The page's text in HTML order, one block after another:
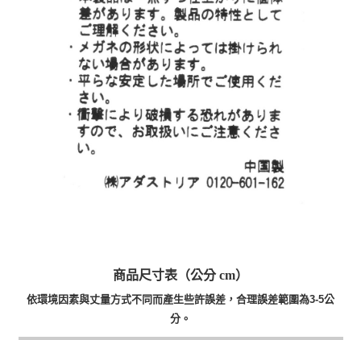
商品尺寸表（公分 cm）
依環境因素與丈量方式不同而產生些許誤差，合理誤差範圍為3-5公
分。